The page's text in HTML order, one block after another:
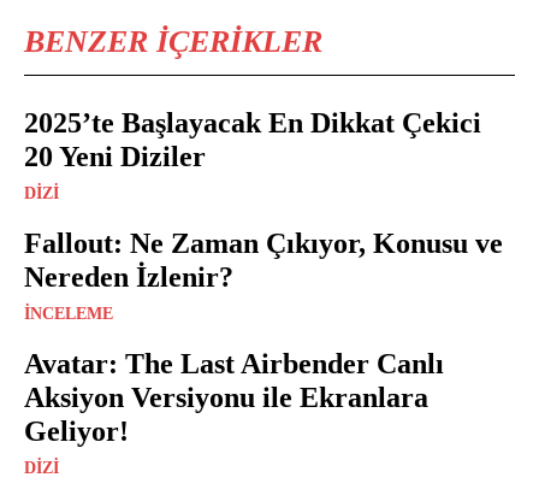
BENZER İÇERIKLER
2025’te Başlayacak En Dikkat Çekici
20 Yeni Diziler
DIZI
Fallout: Ne Zaman Çıkıyor, Konusu ve
Nereden İzlenir?
İNCELEME
Avatar: The Last Airbender Canlı
Aksiyon Versiyonu ile Ekranlara
Geliyor!
DIZI